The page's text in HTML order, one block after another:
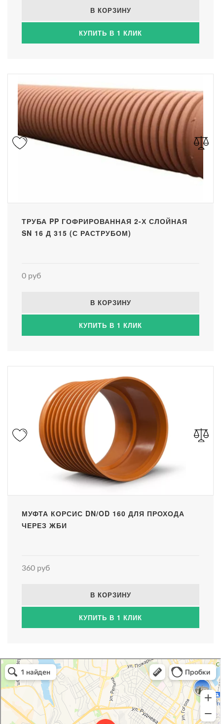
В КОРЗИНУ
КУПИТЬ В 1 КЛИК
ТРУБА PP ГОФРИРОВАННАЯ 2-Х СЛОЙНАЯ
SN 16 Д 315 (С РАСТРУБОМ)
0 руб
В КОРЗИНУ
КУПИТЬ В 1 КЛИК
МУФТА КОРСИС DN/OD 160 ДЛЯ ПРОХОДА
ЧЕРЕЗ ЖБИ
360 руб
В КОРЗИНУ
КУПИТЬ В 1 КЛИК
Атриум-Крым
Системы водоснабжения, отопления, канализации в Севастополе
Снабжение строительных объектов в Севастополе